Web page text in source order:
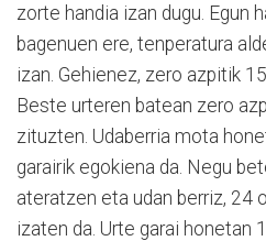
zorte handia izan dugu. Egun
bagenuen ere, tenperatura
izan. Gehienez, zero azpitik
Beste urteren batean zero
zituzten. Udaberria mota
garairik egokiena da. Negu
ateratzen eta udan berriz, 24
izaten da. Urte garai honetan